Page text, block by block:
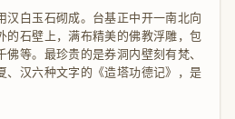
汉白玉石砌成。台基正中开一南北向
的石壁上，满布精美的佛教浮雕，包
等。最珍贵的是券洞内壁刻有梵、
、汉六种文字的《造塔功德记》，是